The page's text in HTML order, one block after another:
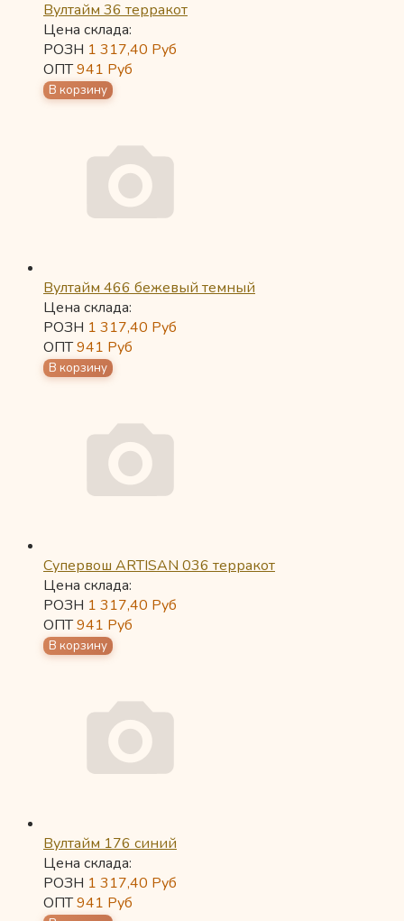
Вултайм 36 терракот
Цена склада:
РОЗН 1 317,40 Руб
ОПТ941 Руб
Вултайм 466 бежевый темный
Цена склада:
РОЗН 1 317,40 Руб
ОПТ941 Руб
Супервош ARTISAN 036 терракот
Цена склада:
РОЗН 1 317,40 Руб
ОПТ941 Руб
Вултайм 176 синий
Цена склада:
РОЗН 1 317,40 Руб
ОПТ941 Руб